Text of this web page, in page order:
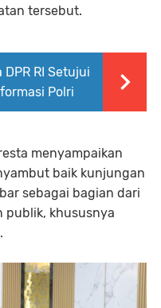
tersebut.
RI Setujui
Polri
menyampaikan
baik kunjungan
sebagai bagian dari
publik, khususnya